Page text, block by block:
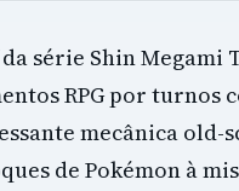
série Shin Megami
RPG por turnos
mecânica old-
de Pokémon à